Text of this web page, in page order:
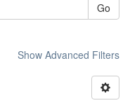
Go
Show Advanced Filters